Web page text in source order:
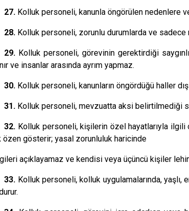
27. Kolluk personeli, kanunla öngörülen nedenlere
28. Kolluk personeli, zorunlu durumlarda ve sadece
29. Kolluk personeli, görevinin gerektirdiği
ve insanlar arasında ayrım yapmaz.
30. Kolluk personeli, kanunların öngördüğü haller
31. Kolluk personeli, mevzuatta aksi belirtilmediği
32. Kolluk personeli, kişilerin özel hayatlarıyla
özen gösterir; yasal zorunluluk haricinde
açıklayamaz ve kendisi veya üçüncü kişiler
33. Kolluk personeli, kolluk uygulamalarında,